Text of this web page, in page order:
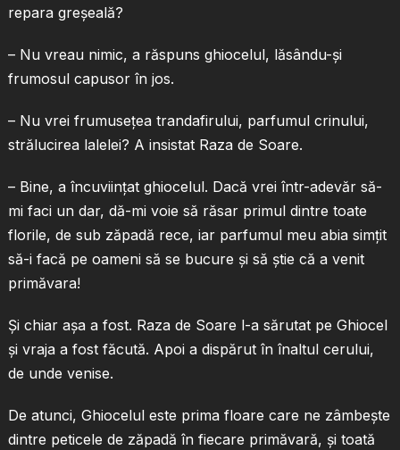
repara greşeală?
– Nu vreau nimic, a răspuns ghiocelul, lăsându-şi
frumosul capusor în jos.
– Nu vrei frumuseţea trandafirului, parfumul crinului,
strălucirea lalelei? A insistat Raza de Soare.
– Bine, a încuviinţat ghiocelul. Dacă vrei într-adevăr să-
mi faci un dar, dă-mi voie să răsar primul dintre toate
florile, de sub zăpadă rece, iar parfumul meu abia simţit
să-i facă pe oameni să se bucure şi să ştie că a venit
primăvara!
Şi chiar aşa a fost. Raza de Soare l-a sărutat pe Ghiocel
şi vraja a fost făcută. Apoi a dispărut în înaltul cerului,
de unde venise.
De atunci, Ghiocelul este prima floare care ne zâmbeşte
dintre peticele de zăpadă în fiecare primăvară, şi toată